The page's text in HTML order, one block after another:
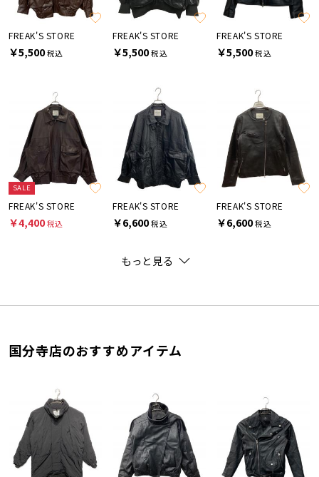
FREAK'S STORE
￥5,500税込
FREAK'S STORE
￥5,500税込
FREAK'S STORE
￥5,500税込
SALE
FREAK'S STORE
￥4,400税込
FREAK'S STORE
￥6,600税込
FREAK'S STORE
￥6,600税込
もっと見る
国分寺店のおすすめアイテム